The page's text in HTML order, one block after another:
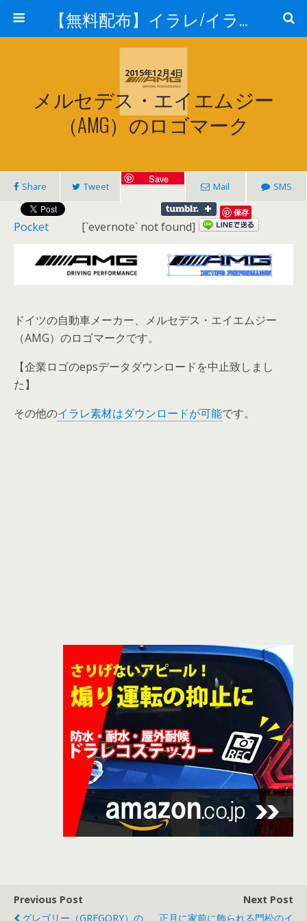
【無料配布】イラレ/イラストレーター/ベクトル パスデータ保管庫【ai・eps 商用可能ベクター素材】
2015年12月4日
メルセデス・エイエムジー
（AMG）のロゴマーク
Share Tweet
Save
Mail SMS
保存
Pocket [`evernote` not found]
ドイツの自動車メーカー、メルセデス・エイエムジー
（AMG）のロゴマークです。
【企業ロゴのepsデータダウンロードを中止致しまし
た】
その他のイラレ素材はダウンロードが可能です。
Previous Post
グレゴリー（GREGORY）の
Next Post
正月に家前に飾られる門松のイ